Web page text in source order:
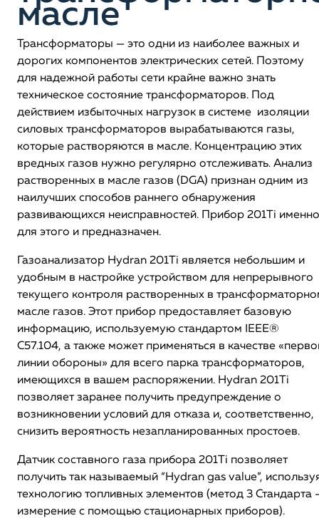
масле
Трансформаторы — это одни из наиболее важных и
дорогих компонентов электрических сетей. Поэтому
для надежной работы сети крайне важно знать
техническое состояние трансформаторов. Под
действием избыточных нагрузок в системе изоляции
силовых трансформаторов вырабатываются газы,
которые растворяются в масле. Концентрацию этих
вредных газов нужно регулярно отслеживать. Анализ
растворенных в масле газов (DGA) признан одним из
наилучших способов раннего обнаружения
развивающихся неисправностей. Прибор 201Ti именно
для этого и предназначен.
Газоанализатор Hydran 201Ti является небольшим и
удобным в настройке устройством для непрерывного
текущего контроля растворенных в
масле газов. Этот прибор предоставляет базовую
информацию, используемую стандартом IEEE®
C57.104, а также может применяться в качестве
линии обороны» для всего парка трансформаторов,
имеющихся в вашем распоряжении. Hydran 201Ti
позволяет заранее получить предупреждение о
возникновении условий для отказа и, соответственно,
снизить вероятность незапланированных простоев.
Датчик составного газа прибора 201Ti позволяет
получить так называемый “Hydran gas value”,
технологию топливных элементов (метод 3 Стандарта
измерение с помощью стационарных приборов).